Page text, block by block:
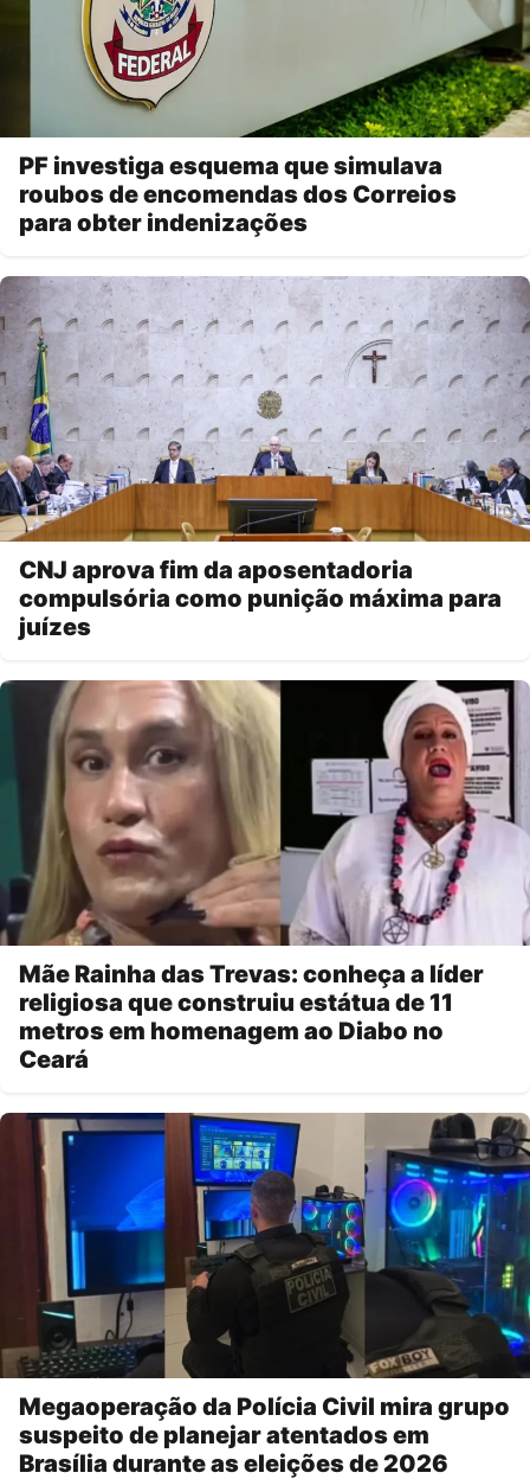
PF investiga esquema que simulava
roubos de encomendas dos Correios
para obter indenizações
CNJ aprova fim da aposentadoria
compulsória como punição máxima para
juízes
Mãe Rainha das Trevas: conheça a líder
religiosa que construiu estátua de 11
metros em homenagem ao Diabo no
Ceará
Megaoperação da Polícia Civil mira grupo
suspeito de planejar atentados em
Brasília durante as eleições de 2026